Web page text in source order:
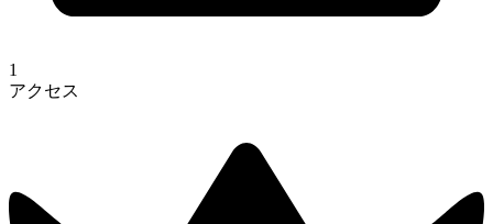
1
アクセス